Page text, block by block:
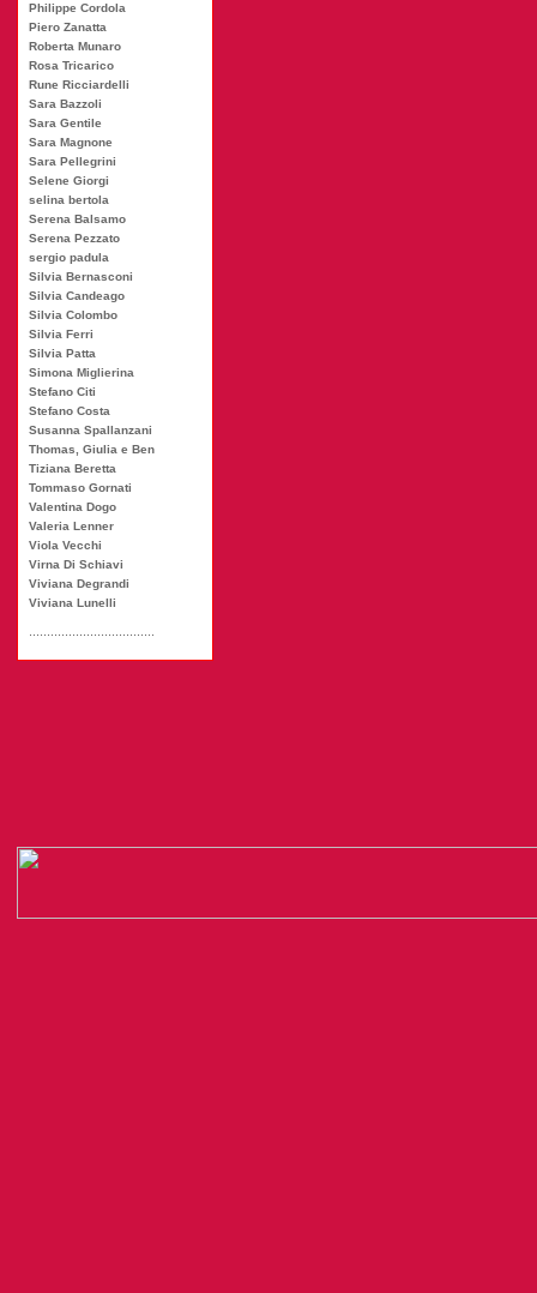
Philippe Cordola
Piero Zanatta
Roberta Munaro
Rosa Tricarico
Rune Ricciardelli
Sara Bazzoli
Sara Gentile
Sara Magnone
Sara Pellegrini
Selene Giorgi
selina bertola
Serena Balsamo
Serena Pezzato
sergio padula
Silvia Bernasconi
Silvia Candeago
Silvia Colombo
Silvia Ferri
Silvia Patta
Simona Miglierina
Stefano Citi
Stefano Costa
Susanna Spallanzani
Thomas, Giulia e Ben
Tiziana Beretta
Tommaso Gornati
Valentina Dogo
Valeria Lenner
Viola Vecchi
Virna Di Schiavi
Viviana Degrandi
Viviana Lunelli